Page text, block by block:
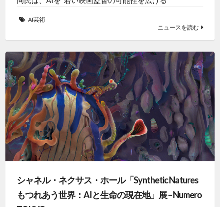
AI芸術
ニュースを読む
シャネル・ネクサス・ホール「Synthetic Natures
もつれあう世界：AIと生命の現在地」展 – Numero